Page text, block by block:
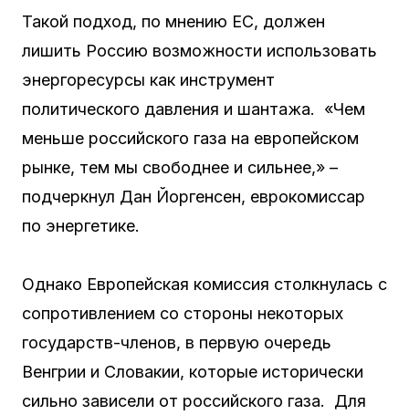
Такой подход, по мнению ЕС, должен
лишить Россию возможности использовать
энергоресурсы как инструмент
политического давления и шантажа. «Чем
меньше российского газа на европейском
рынке, тем мы свободнее и сильнее,» –
подчеркнул Дан Йоргенсен, еврокомиссар
по энергетике.
Однако Европейская комиссия столкнулась с
сопротивлением со стороны некоторых
государств-членов, в первую очередь
Венгрии и Словакии, которые исторически
сильно зависели от российского газа. Для